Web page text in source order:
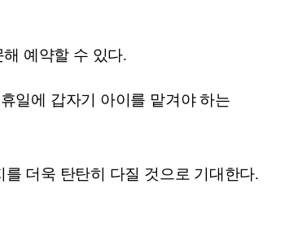
예약할 수 있다.
일에 갑자기 아이를 맡겨야 하는
더욱 탄탄히 다질 것으로 기대한다.